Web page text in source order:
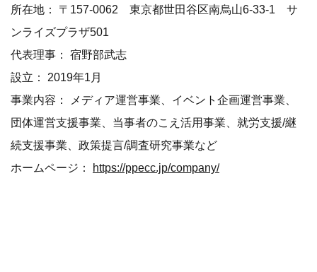
所在地： 〒157-0062 東京都世田谷区南烏山6-33-1 サ
ンライズプラザ501
代表理事： 宿野部武志
設立： 2019年1月
事業内容： メディア運営事業、イベント企画運営事業、
団体運営支援事業、当事者のこえ活用事業、就労支援/継
続支援事業、政策提言/調査研究事業など
ホームページ：
https://ppecc.jp/company/